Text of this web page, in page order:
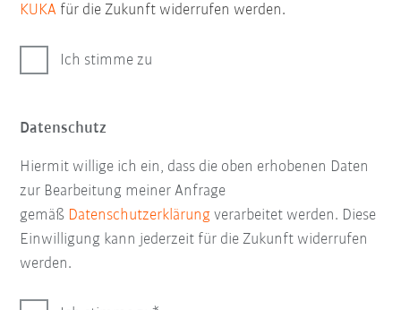
KUKA für die Zukunft widerrufen werden.
Ich stimme zu
Datenschutz
Hiermit willige ich ein, dass die oben erhobenen Daten
zur Bearbeitung meiner Anfrage
gemäß Datenschutzerklärung verarbeitet werden. Diese
Einwilligung kann jederzeit für die Zukunft widerrufen
werden.